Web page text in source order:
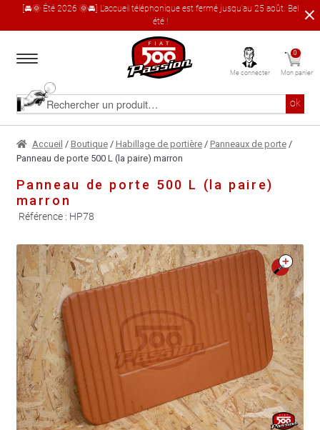
[🚘🌞 Été 2026 🌞🚘] L'accueil téléphonique est fermé jusqu'au 25 août. Bel
été !
à
navigation
au
contenu
Rechercher
produit
ok
Accueil
Le catalogue produit
Garages partenaires
Contact
Me connecter
0
Mon panier
Accueil / Boutique/ Habillage de portière/ Panneaux de porte/
Panneau de porte 500 L (la paire) marron
Panneau de porte 500 L (la paire)
marron
Référence : HP78
🔍